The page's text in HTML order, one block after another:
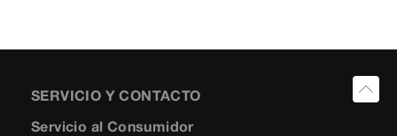
SERVICIO Y CONTACTO
Servicio al Consumidor